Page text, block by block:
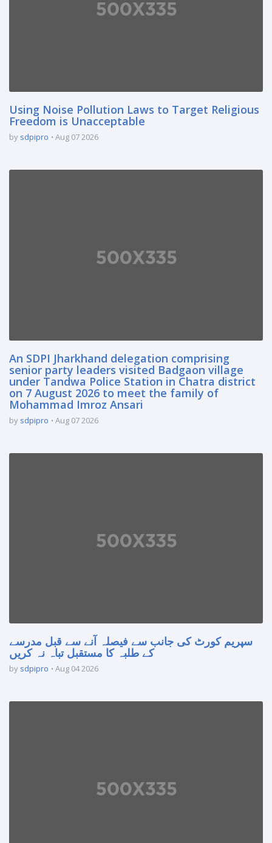
Using Noise Pollution Laws to Target Religious
Freedom is Unacceptable
by sdpipro Aug 07 2026
An SDPI Jharkhand delegation comprising
senior party leaders visited Badgaon village
under Tandwa Police Station in Chatra district
on 7 August 2026 to meet the family of
Mohammad Imroz Ansari
by sdpipro Aug 07 2026
سپریم کورٹ کی جانب سے فیصلہ آنے سے قبل مدرسے
کے طلبہ کا مستقبل تباہ نہ کریں
by sdpipro Aug 04 2026